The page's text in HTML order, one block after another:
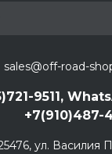
sales@off-road-
9511,
+7(910)487-
ул. Василия